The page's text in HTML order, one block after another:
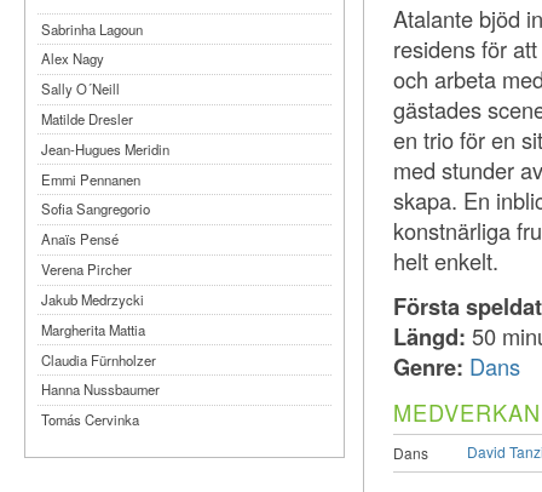
Atalante bjöd
residens för
och arbeta
gästades
en trio för en
med stunder
skapa. En
konstnärliga
helt enkelt.
Första
Längd: 50
Genre: Dans
Dans David
Sabrinha Lagoun
Alex Nagy
Sally O´Neill
Matilde Dresler
Jean-Hugues Meridin
Emmi Pennanen
Sofia Sangregorio
Anaïs Pensé
Verena Pircher
Jakub Medrzycki
Margherita Mattia
Claudia Fürnholzer
Hanna Nussbaumer
Tomás Cervinka